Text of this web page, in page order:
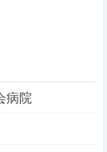
病院